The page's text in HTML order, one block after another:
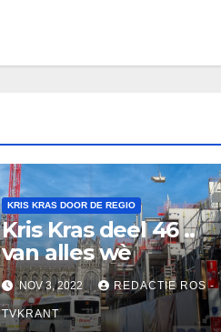
KRIS KRAS DOOR DE REGIO
Kris Kras deel 46 ..
van alles wè
NOV 3, 2022 REDACTIE ROS -
TVKRANT